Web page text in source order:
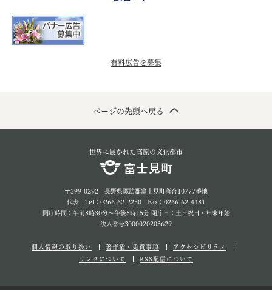
有料広告を募集
ページの先頭へ戻る
世界に展かれた高原の文化都市
〒399-0292 長野県諏訪郡富士見町落合10777番地
代表 Tel：0266-62-2250 Fax：0266-62-4481
開庁時間：午前8時30分～午後5時15分 閉庁日：土日祝日・年末年始
法人番号3000020203629
個人情報の取り扱い 著作権・免責事項
アクセシビリティ
リンクについて
RSS配信について